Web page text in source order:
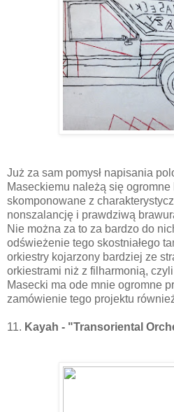
Już za sam pomysł napisania
Maseckiemu należą się
skomponowane z
nonszalancję i prawdziwą
Nie można za to za bardzo do
odświeżenie tego skostniałego
orkiestry kojarzony bardziej ze
orkiestrami niż z filharmonią,
Masecki ma ode mnie ogromne
zamówienie tego projektu
11. Kayah - "Transoriental